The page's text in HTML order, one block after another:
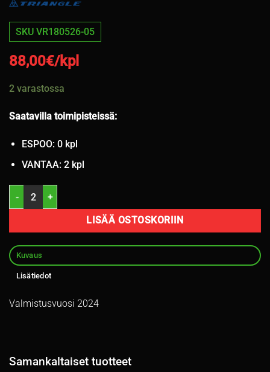
SKU VR180526-05
88,00€/kpl
2 varastossa
Saatavilla toimipisteissä:
ESPOO: 0 kpl
VANTAA: 2 kpl
225/35R20 Triangle Effex Sport 90Y kesä 5,5-6mm / 3V12-4 määrä
LISÄÄ OSTOSKORIIN
Kuvaus
Lisätiedot
Valmistusvuosi 2024
Samankaltaiset tuotteet